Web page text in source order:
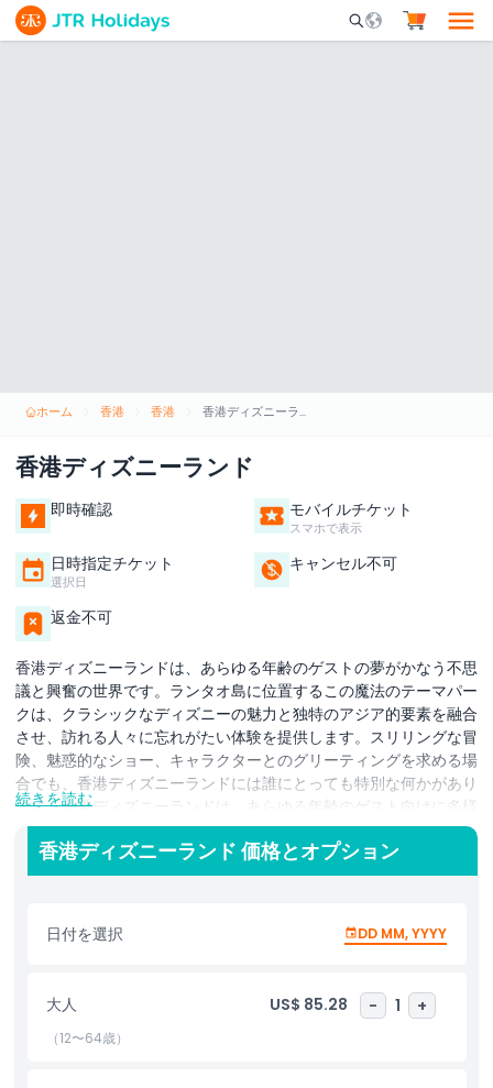
Mobile Search
ホーム 香港 香港 香港ディズニーランド
香港ディズニーランド
即時確認 モバイルチケット
スマホで表示
日時指定チケット
選択日
キャンセル不可
返金不可
香港ディズニーランドは、あらゆる年齢のゲストの夢がかなう不思
議と興奮の世界です。ランタオ島に位置するこの魔法のテーマパー
クは、クラシックなディズニーの魅力と独特のアジア的要素を融合
させ、訪れる人々に忘れがたい体験を提供します。スリリングな冒
険、魅惑的なショー、キャラクターとのグリーティングを求める場
合でも、香港ディズニーランドには誰にとっても特別な何かがあり
ます。香港ディズニーランドは、あらゆる年齢のゲスト向けに多様
なアトラクションとエンターテインメントを提供しています。エキ
サイティングなライドのスリルを体験し、お気に入りのディズニー
キャラクターとの写真撮影を楽しみ、ライブパフォーマンスやパレ
あるキャッスル・オブ・マジカル・ドリームズや、先進技術で人気
映画の世界へと訪問者をいざなう初のフローズンをテーマにしたエ
ハイライト
続きを読む
香港ディズニーランド 価格とオプション
日付を選択 DD MM, YYYY
大人 US$ 85.28 - 1 +
（12〜64歳）